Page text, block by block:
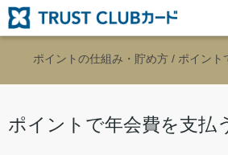
ポイントの仕組み・貯め方 / ポイント
ポイントで年会費を⽀払